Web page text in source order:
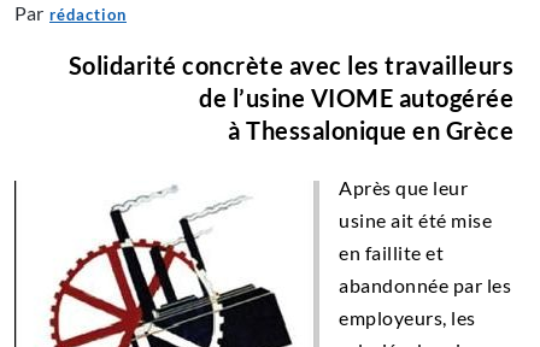
Par rédaction
Solidarité concrète avec les travailleurs
de l’usine VIOME autogérée
à Thessalonique en Grèce
Après que leur
usine ait été mise
en faillite et
abandonnée par les
employeurs, les